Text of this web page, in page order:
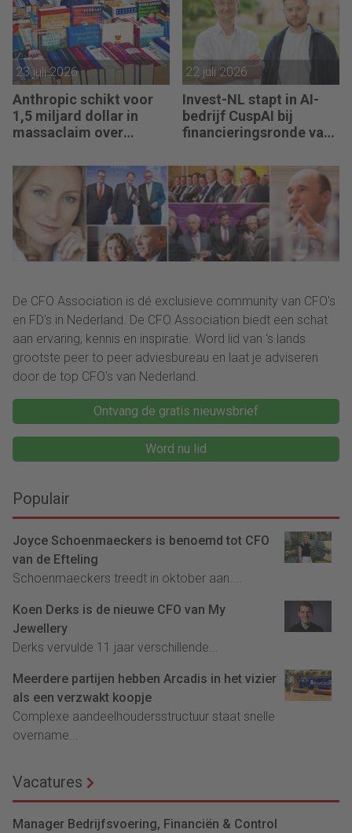
23 juli 2026
Anthropic schikt voor
1,5 miljard dollar in
massaclaim over
22 juli 2026
Invest-NL stapt in AI-
bedrijf CuspAI bij
financieringsronde van
De CFO Association is dé exclusieve community van CFO's
en FD's in Nederland. De CFO Association biedt een schat
aan ervaring, kennis en inspiratie. Word lid van ‘s lands
grootste peer to peer adviesbureau en laat je adviseren
door de top CFO's van Nederland.
Ontvang de gratis nieuwsbrief
Word nu lid
Populair
Joyce Schoenmaeckers is benoemd tot CFO
van de Efteling
Schoenmaeckers treedt in oktober aan....
Koen Derks is de nieuwe CFO van My
Jewellery
Derks vervulde 11 jaar verschillende...
Meerdere partijen hebben Arcadis in het vizier
als een verzwakt koopje
Complexe aandeelhoudersstructuur staat snelle
overname...
Vacatures
Manager Bedrijfsvoering, Financiën & Control